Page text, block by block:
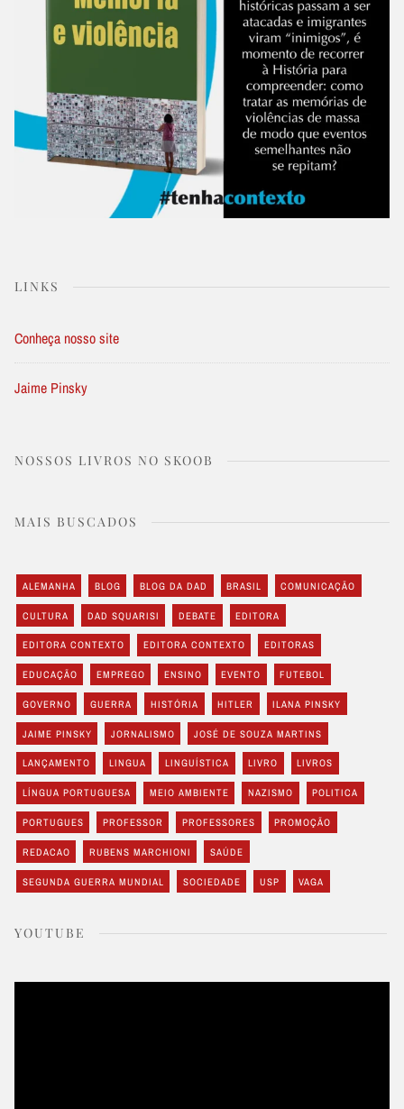
LINKS
Conheça nosso site
Jaime Pinsky
NOSSOS LIVROS NO SKOOB
MAIS BUSCADOS
ALEMANHA BLOG BLOG DA DAD BRASIL COMUNICAÇÃO
CULTURA DAD SQUARISI DEBATE EDITORA
EDITORA CONTEXTO EDITORA CONTEXTO EDITORAS
EDUCAÇÃO EMPREGO ENSINO EVENTO FUTEBOL
GOVERNO GUERRA HISTÓRIA HITLER ILANA PINSKY
JAIME PINSKY JORNALISMO JOSÉ DE SOUZA MARTINS
LANÇAMENTO LINGUA LINGUÍSTICA LIVRO LIVROS
LÍNGUA PORTUGUESA MEIO AMBIENTE NAZISMO POLITICA
PORTUGUES PROFESSOR PROFESSORES PROMOÇÃO
REDACAO RUBENS MARCHIONI SAÚDE
SEGUNDA GUERRA MUNDIAL SOCIEDADE USP VAGA
YOUTUBE